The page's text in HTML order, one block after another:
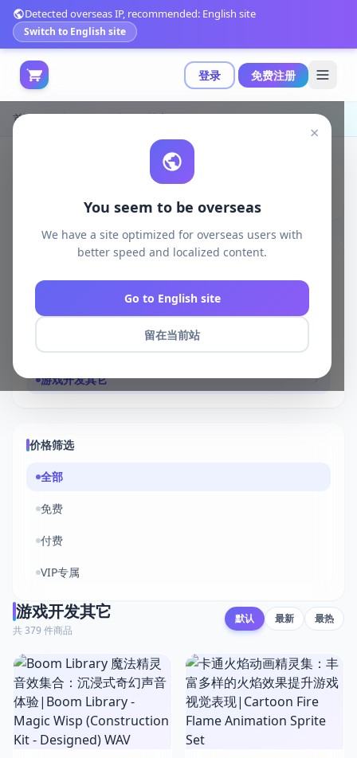
登录 免费注册
Detected overseas IP, recommended: English site
Switch to English site
×
You seem to be overseas
We have a site optimized for overseas users with
better speed and localized content.
Go to English site
留在当前站
首页 游戏开发 游戏开发其它
unity资源
unreal资源
游戏开发其它
价格筛选
全部
免费
付费
VIP专属
游戏开发其它
共 379 件商品
默认 最新 最热